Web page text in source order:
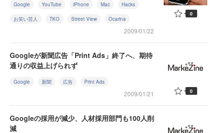
Google YouTube iPhone Mac Hacks
お笑い芸人 TKO Street View Ocarina
2009/01/22
0
Googleが新聞広告「Print Ads」終了へ、期待
通りの収益上げられず
Google 新聞 広告 Print Ads
2009/01/21 0
Googleの採用が減少、人材採用部門も100人削
減